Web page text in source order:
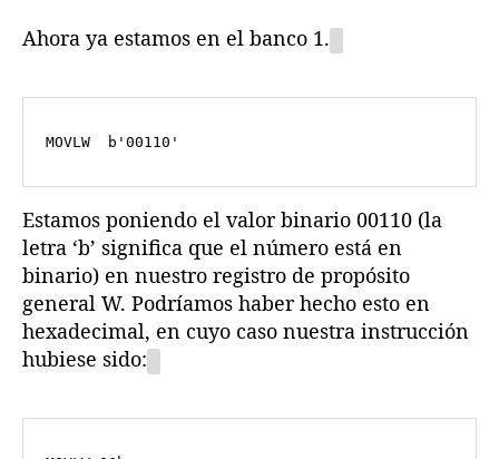
Ahora ya estamos en el banco 1.
Estamos poniendo el valor binario 00110 (la
letra ‘b’ significa que el número está en
binario) en nuestro registro de propósito
general W. Podríamos haber hecho esto en
hexadecimal, en cuyo caso nuestra instrucción
hubiese sido: